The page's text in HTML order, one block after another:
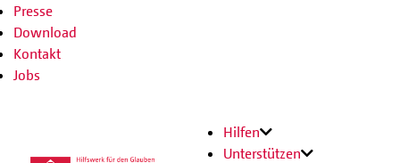
Presse
Download
Kontakt
Jobs
Hilfen
Unterstützen